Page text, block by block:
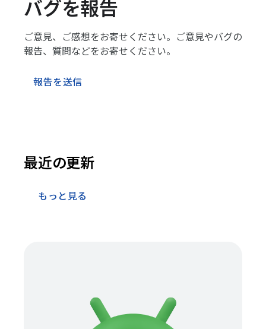
バグを報告
ご意見、ご感想をお寄せください。ご意見やバグの
報告、質問などをお寄せください。
報告を送信
最近の更新
もっと見る